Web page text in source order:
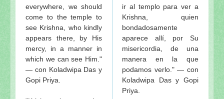
everywhere, we should
come to the temple to
see Krishna, who kindly
appears there, by His
mercy, in a manner in
which we can see Him."
— con Koladwipa Das y
Gopi Priya.
ir al templo para ver a
Krishna, quien
bondadosamente
aparece allí, por Su
misericordia, de una
manera en la que
podamos verlo." — con
Koladwipa Das y Gopi
Priya.